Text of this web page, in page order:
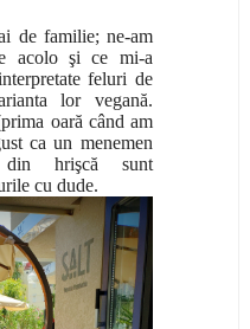
de familie; ne-am
acolo şi ce mi-a
feluri de
lor vegană.
oară când am
ca un menemen
din hrişcă sunt
cu dude.